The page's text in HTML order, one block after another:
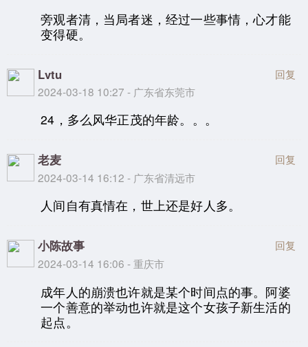
旁观者清，当局者迷，经过一些事情，心才能
变得硬。
Lvtu
2024-03-18 10:27 - 广东省东莞市
回复
24，多么风华正茂的年龄。。。
老麦
2024-03-14 16:12 - 广东省清远市
回复
人间自有真情在，世上还是好人多。
小陈故事
2024-03-14 16:06 - 重庆市
回复
成年人的崩溃也许就是某个时间点的事。阿婆
一个善意的举动也许就是这个女孩子新生活的
起点。